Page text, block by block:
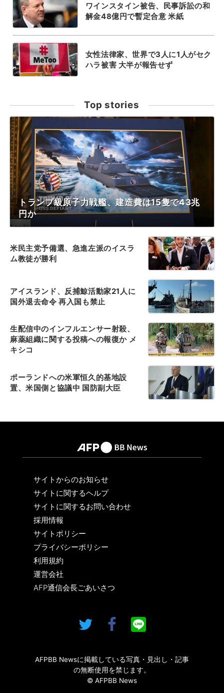
ワインスタイン被告、民事訴訟の和
解金48億円で暫定合意 米紙
女性法律家、世界で3人に1人がセク
ハラ被害 大半が報告せず
Top stories
トランプ級原子力戦艦、建造費は15隻で43兆
円か
米民主党予備選、急進左派のイスラ
ム教徒が勝利
アイスランド、反捕鯨活動家21人に
国外退去命令 再入国も禁止
生配信中のインフルエンサー射殺、
麻薬組織に関する投稿への報復か メ
キシコ
ポーランドへの米軍恒久的基地設
置、米国側と協議中 国防副大臣
サイトからのお知らせ
サイトに関するヘルプ
サイトに関するお問い合わせ
採用情報
サイトポリシー
プライバシーポリシー
利用規約
運営会社
AFP通信会長ごあいさつ
AFPBB Newsに掲載している写真・見出し・記事
の無断使用を禁じます。
© AFPBB News